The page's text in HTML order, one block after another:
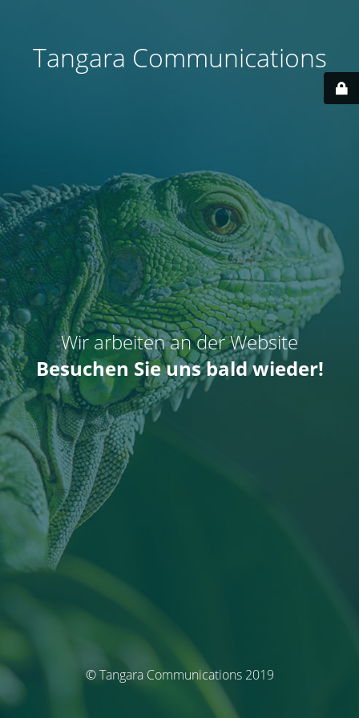
Tangara Communications
Wir arbeiten an der Website
Besuchen Sie uns bald wieder!
© Tangara Communications 2019